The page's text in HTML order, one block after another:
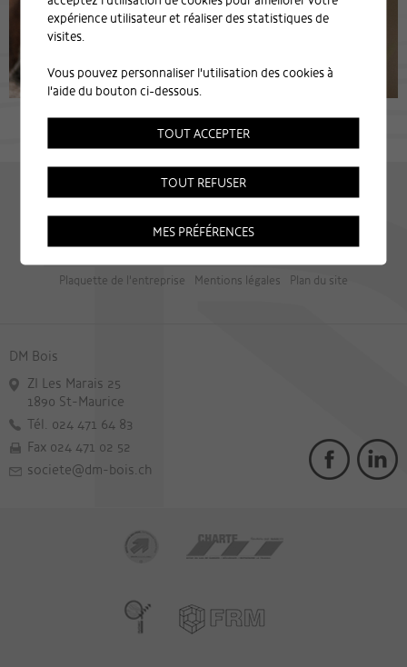
Plaquette de l'entreprise Mentions légales Plan du site
DM Bois
ZI Les Marais 25
1890 St-Maurice
Tél. 024 471 64 83
Fax 024 471 02 52
societe@dm-bois.ch
expérience utilisateur et réaliser des statistiques de
visites.
Vous pouvez personnaliser l'utilisation des cookies à
l'aide du bouton ci-dessous.
TOUT ACCEPTER
TOUT REFUSER
MES PRÉFÉRENCES